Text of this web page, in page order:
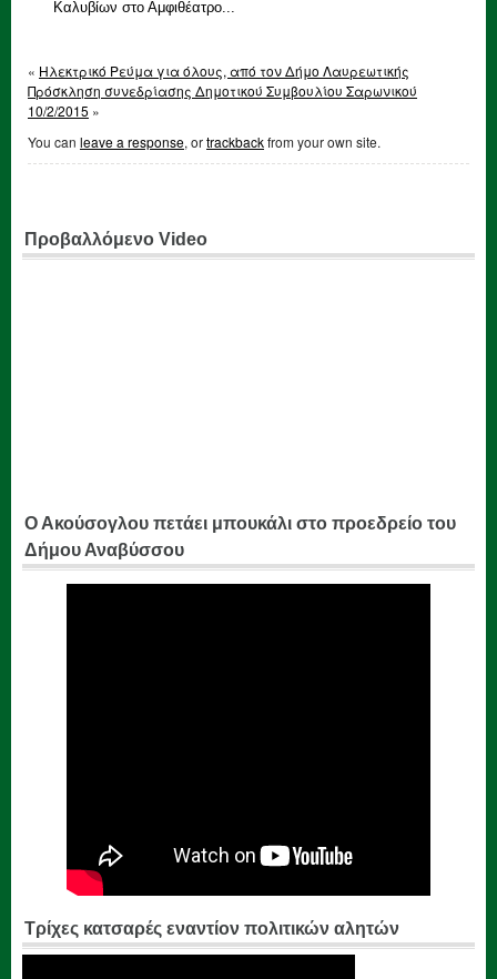
Καλυβίων στο Αμφιθέατρο...
« Ηλεκτρικό Ρεύμα για όλους, από τον Δήμο Λαυρεωτικής
Πρόσκληση συνεδρίασης Δημοτικού Συμβουλίου Σαρωνικού
10/2/2015 »
You can leave a response, ortrackbackfrom your own site.
Προβαλλόμενο Video
Ο Ακούσογλου πετάει μπουκάλι στο προεδρείο του
Δήμου Αναβύσσου
Τρίχες κατσαρές εναντίον πολιτικών αλητών